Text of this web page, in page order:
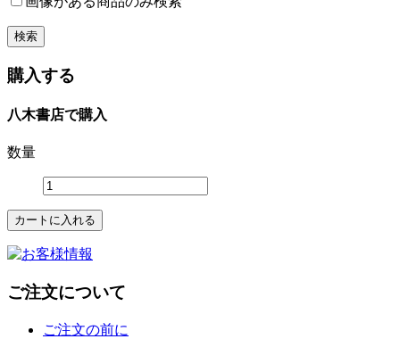
購入する
八木書店で購入
数量
ご注文について
ご注文の前に